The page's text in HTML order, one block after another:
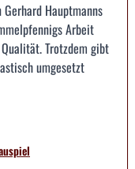
Hauptmanns
Arbeit
Trotzdem gibt
umgesetzt